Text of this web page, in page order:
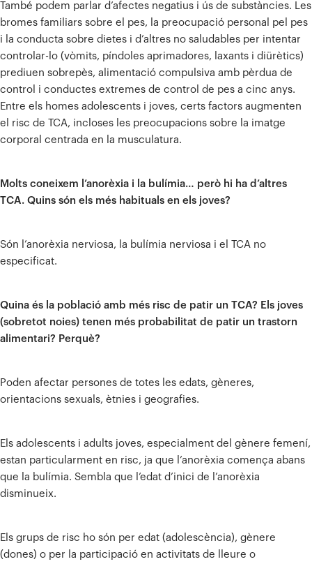
També podem parlar d’afectes negatius i ús de substàncies. Les
bromes familiars sobre el pes, la preocupació personal pel pes
i la conducta sobre dietes i d’altres no saludables per intentar
controlar-lo (vòmits, píndoles aprimadores, laxants i diürètics)
prediuen sobrepès, alimentació compulsiva amb pèrdua de
control i conductes extremes de control de pes a cinc anys.
Entre els homes adolescents i joves, certs factors augmenten
el risc de TCA, incloses les preocupacions sobre la imatge
corporal centrada en la musculatura.
Molts coneixem l’anorèxia i la bulímia… però hi ha d’altres
TCA. Quins són els més habituals en els joves?
Són l’anorèxia nerviosa, la bulímia nerviosa i el TCA no
especificat.
Quina és la població amb més risc de patir un TCA? Els joves
(sobretot noies) tenen més probabilitat de patir un trastorn
alimentari? Perquè?
Poden afectar persones de totes les edats, gèneres,
orientacions sexuals, ètnies i geografies.
Els adolescents i adults joves, especialment del gènere femení,
estan particularment en risc, ja que l’anorèxia comença abans
que la bulímia. Sembla que l’edat d’inici de l’anorèxia
disminueix.
Els grups de risc ho són per edat (adolescència), gènere
(dones) o per la participació en activitats de lleure o